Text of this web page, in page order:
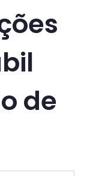
de